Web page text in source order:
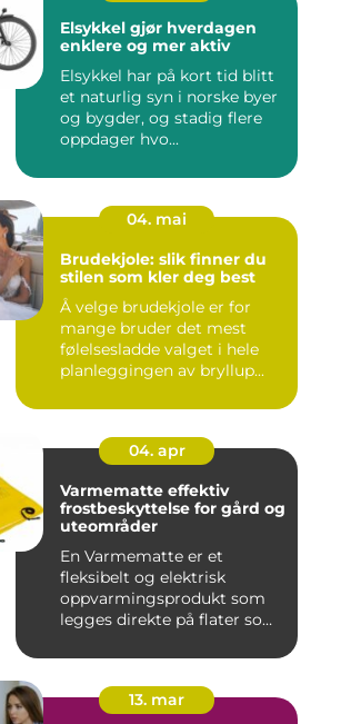
Elsykkel gjør hverdagen
enklere og mer aktiv
Elsykkel har på kort tid blitt
et naturlig syn i norske byer
og bygder, og stadig flere
oppdager hvo...
04. mai
Brudekjole: slik finner du
stilen som kler deg best
Å velge brudekjole er for
mange bruder det mest
følelsesladde valget i hele
planleggingen av bryllup...
04. apr
Varmematte effektiv
frostbeskyttelse for gård og
uteområder
En Varmematte er et
fleksibelt og elektrisk
oppvarmingsprodukt som
legges direkte på flater som
13. mar